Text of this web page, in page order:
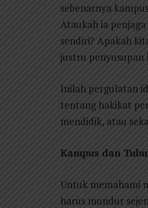
sebenarnya
Ataukah ia
sendiri? Apakah
justru penyusupan
Inilah pergulatan
tentang hakikat
mendidik, atau
Kampus dan
Untuk memahami
harus mundur